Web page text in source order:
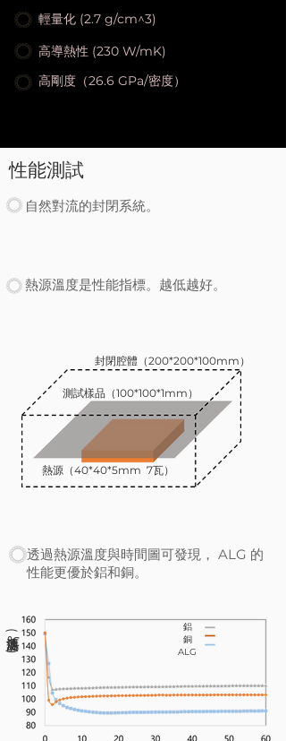
輕量化 (2.7 g/cm^3)
高導熱性 (230 W/mK)
高剛度（26.6 GPa/密度）
性能測試
自然對流的封閉系統。
熱源溫度是性能指標。越低越好。
封閉腔體（200*200*100mm）
測試樣品（100*100*1mm）
熱源（40*40*5mm 7瓦）
透過熱源溫度與時間圖可發現， ALG 的
性能更優於鋁和銅。
鋁
銅
ALG
熱源溫度(℃)